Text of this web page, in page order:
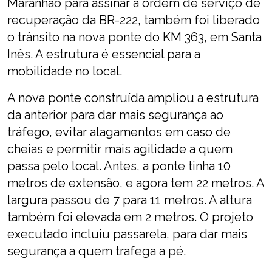
recuperação da BR-222, também foi liberado
o trânsito na nova ponte do KM 363, em Santa
Inês. A estrutura é essencial para a
mobilidade no local.
A nova ponte construída ampliou a estrutura
da anterior para dar mais segurança ao
tráfego, evitar alagamentos em caso de
cheias e permitir mais agilidade a quem
passa pelo local. Antes, a ponte tinha 10
metros de extensão, e agora tem 22 metros. A
largura passou de 7 para 11 metros. A altura
também foi elevada em 2 metros. O projeto
executado incluiu passarela, para dar mais
segurança a quem trafega a pé.